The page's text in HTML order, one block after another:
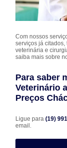
Com nossos
serviços já
veterinária e
saiba mais sobre
Para saber
Veterinário
Preços
Ligue para(19)
email.